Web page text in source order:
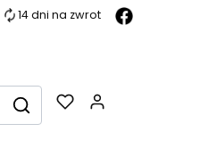
14 dni na zwrot
Szukaj